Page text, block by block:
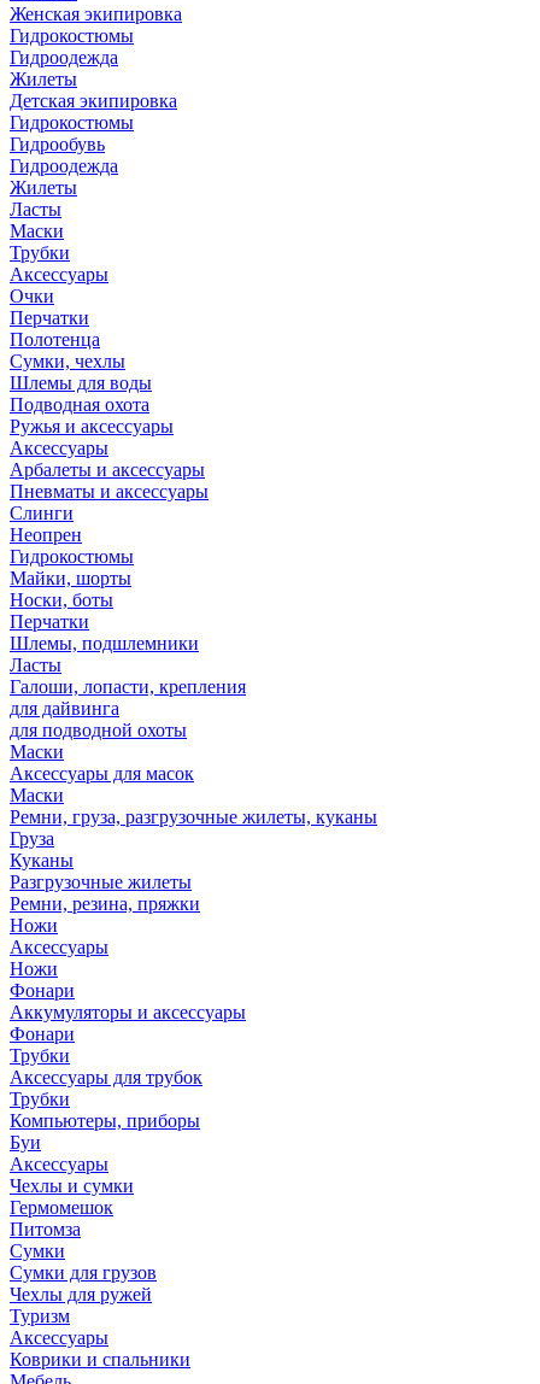
Женская экипировка
Гидрокостюмы
Гидроодежда
Жилеты
Детская экипировка
Гидрокостюмы
Гидрообувь
Гидроодежда
Жилеты
Ласты
Маски
Трубки
Аксессуары
Очки
Перчатки
Полотенца
Сумки, чехлы
Шлемы для воды
Подводная охота
Ружья и аксессуары
Аксессуары
Арбалеты и аксессуары
Пневматы и аксессуары
Слинги
Неопрен
Гидрокостюмы
Майки, шорты
Носки, боты
Перчатки
Шлемы, подшлемники
Ласты
Галоши, лопасти, крепления
для дайвинга
для подводной охоты
Маски
Аксессуары для масок
Маски
Ремни, груза, разгрузочные жилеты, куканы
Груза
Куканы
Разгрузочные жилеты
Ремни, резина, пряжки
Ножи
Аксессуары
Ножи
Фонари
Аккумуляторы и аксессуары
Фонари
Трубки
Аксессуары для трубок
Трубки
Компьютеры, приборы
Буи
Аксессуары
Чехлы и сумки
Гермомешок
Питомза
Сумки
Сумки для грузов
Чехлы для ружей
Туризм
Аксессуары
Коврики и спальники